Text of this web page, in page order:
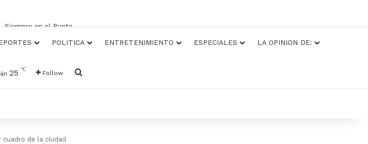
POLITICA ENTRETENIMIENTO ESPECIALES LA OPINION DE:
25 ℃ Follow Busqueda
de la ciudad